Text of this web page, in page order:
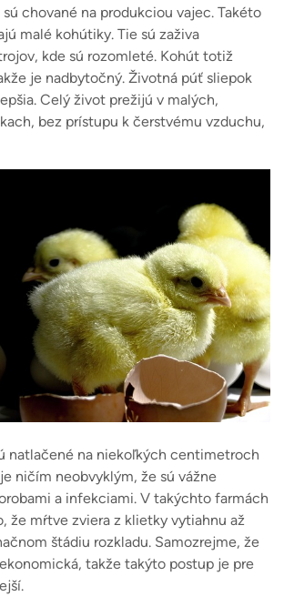
chované na produkciou vajec. Takéto
malé kohútiky. Tie sú zaživa
kde sú rozomleté. Kohút totiž
je nadbytočný. Životná púť sliepok
Celý život prežijú v malých,
bez prístupu k čerstvému vzduchu,
natlačené na niekoľkých centimetroch
ničím neobvyklým, že sú vážne
a infekciami. V takýchto farmách
že mŕtve zviera z klietky vytiahnu až
štádiu rozkladu. Samozrejme, že
takže takýto postup je pre